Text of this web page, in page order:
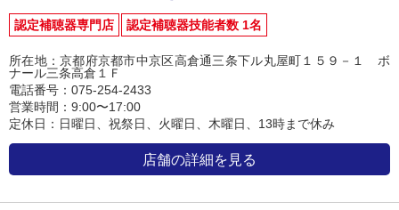
認定補聴器専門店 認定補聴器技能者数 1名
所在地：京都府京都市中京区高倉通三条下ル丸屋町１５９－１ ボ
ナール三条高倉１Ｆ
電話番号：075-254-2433
営業時間：9:00〜17:00
定休日：日曜日、祝祭日、火曜日、木曜日、13時まで休み
店舗の詳細を見る